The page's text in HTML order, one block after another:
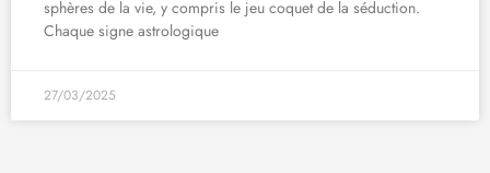
sphères de la vie, y compris le jeu coquet de la séduction.
Chaque signe astrologique
27/03/2025